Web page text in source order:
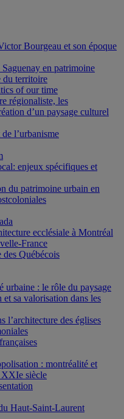
Bourgeau et son époque
en patrimoine
du territoire
of our time
régionaliste, les
d’un paysage culturel
l’urbanisme
enjeux spécifiques et
du patrimoine urbain en
ecclésiale à Montréal
France
Québécois
urbaine : le rôle du paysage
sa valorisation dans les
l’architecture des églises
: montréalité et
XXIe siècle
Haut-Saint-Laurent